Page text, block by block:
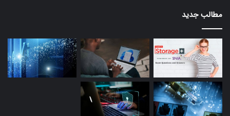
مطالب جدید